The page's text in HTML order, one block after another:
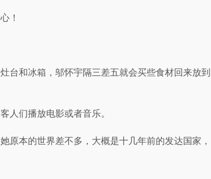
！
台和冰箱，邬怀宇隔三差五就会买些食材回来放到
人们播放电影或者音乐。
原本的世界差不多，大概是十几年前的发达国家，